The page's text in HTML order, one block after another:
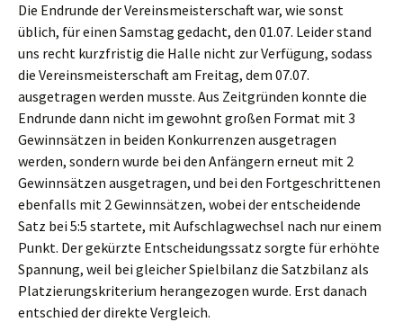
Die Endrunde der Vereinsmeisterschaft war, wie sonst
üblich, für einen Samstag gedacht, den 01.07. Leider stand
uns recht kurzfristig die Halle nicht zur Verfügung, sodass
die Vereinsmeisterschaft am Freitag, dem 07.07.
ausgetragen werden musste. Aus Zeitgründen konnte die
Endrunde dann nicht im gewohnt großen Format mit 3
Gewinnsätzen in beiden Konkurrenzen ausgetragen
werden, sondern wurde bei den Anfängern erneut mit 2
Gewinnsätzen ausgetragen, und bei den Fortgeschrittenen
ebenfalls mit 2 Gewinnsätzen, wobei der entscheidende
Satz bei 5:5 startete, mit Aufschlagwechsel nach nur einem
Punkt. Der gekürzte Entscheidungssatz sorgte für erhöhte
Spannung, weil bei gleicher Spielbilanz die Satzbilanz als
Platzierungskriterium herangezogen wurde. Erst danach
entschied der direkte Vergleich.